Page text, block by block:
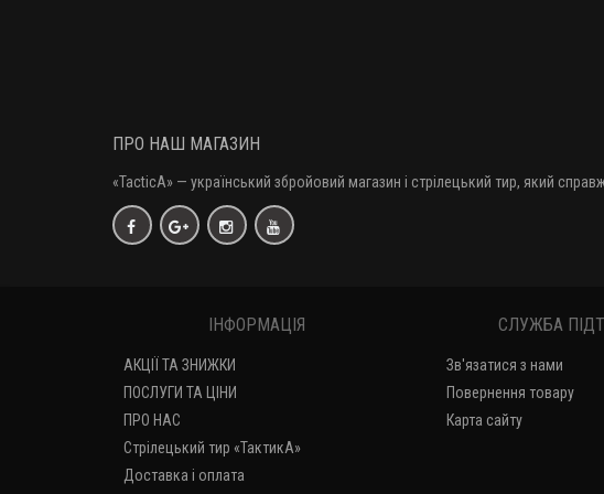
ПРО НАШ МАГАЗИН
«TacticA» — український збройовий магазин і стрілецький тир, який
ІНФОРМАЦІЯ
АКЦІЇ ТА ЗНИЖКИ
ПОСЛУГИ ТА ЦІНИ
ПРО НАС
Стрілецький тир «ТактикА»
Доставка і оплата
СЛУЖБА
Зв'язатися з нами
Повернення товару
Карта сайту